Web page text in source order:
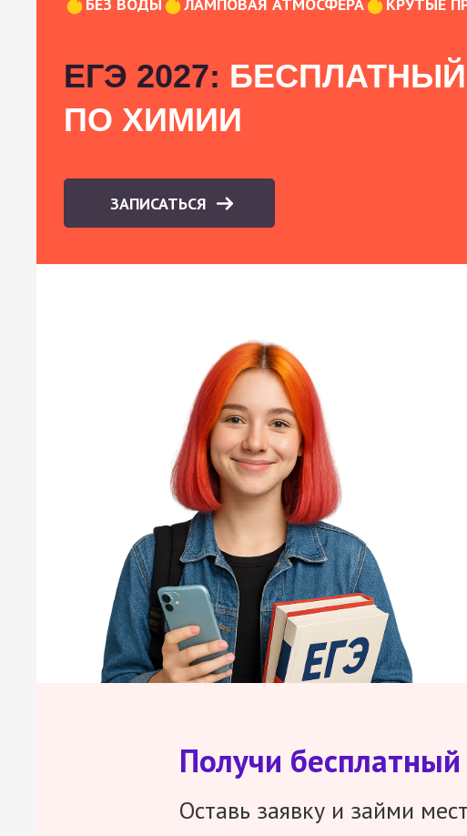
ЕГЭ 2027: БЕСПЛАТНЫЙ
ПО ХИМИИ
ЗАПИСАТЬСЯ
Получи
Оставь заявку и займи